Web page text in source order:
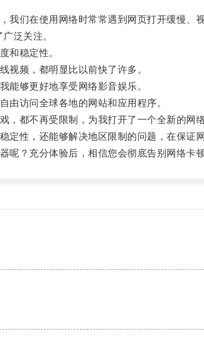
们在使用网络时常常遇到网页打开缓慢、视
泛关注。
和稳定性。
频，都明显比以前快了许多。
够更好地享受网络影音娱乐。
访问全球各地的网站和应用程序。
都不再受限制，为我打开了一个全新的网络
性，还能够解决地区限制的问题，在保证
？充分体验后，相信您会彻底告别网络卡